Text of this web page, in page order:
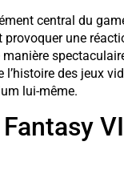
central du
une
des jeux
lui-même.